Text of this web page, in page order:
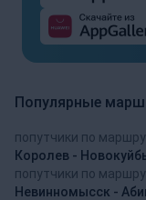
Популярные
попутчики по
Королев -
попутчики по
Невинномысск -